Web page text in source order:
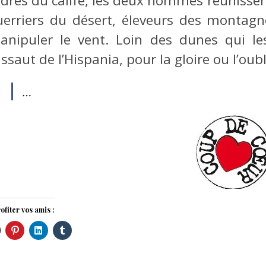
du désert, éleveurs des
le vent. Loin des dunes qui
de l’Hispania, pour la gloire ou
…
vos amis :